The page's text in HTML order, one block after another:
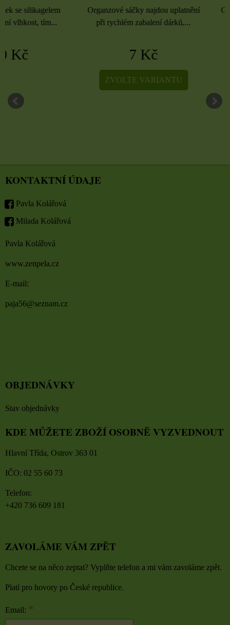
Organzové sáčky najdou uplatnění
při rychlém zabalení dárků,...
ZVOLTE VARIANTU
Organzové sáčky najdou
při rychlém zabalení
ZVOLTE
KONTAKTNÍ ÚDAJE
Pavla Kolářová
Milada Kolářová
Pavla Kolářová
www.zenpela.cz
E-mail:
paja56@seznam.cz
OBJEDNÁVKY
Stav objednávky
KDE MŮŽETE ZBOŽÍ OSOBNĚ VYZVEDNOUT
Hlavní Třída, Ostrov 363 01
IČO: 02 55 60 73
Telefon:
+420 736 609 181
ZAVOLÁME VÁM ZPĚT
Chcete se na něco zeptat? Vyplňte telefon a mi vám zavoláme zpět.
Platí pro hovory po České republice.
Email: *